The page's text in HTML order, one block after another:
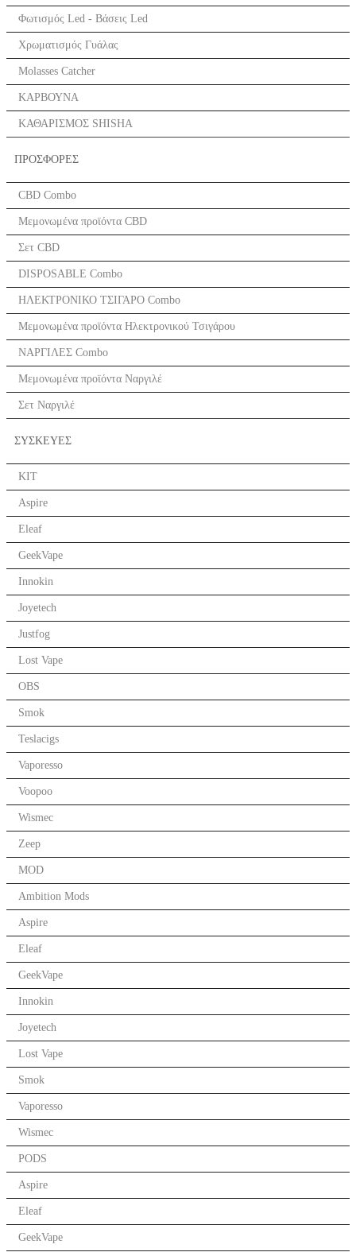
Φωτισμός Led - Βάσεις Led
Χρωματισμός Γυάλας
Molasses Catcher
ΚΑΡΒΟΥΝΑ
ΚΑΘΑΡΙΣΜΟΣ SHISHA
ΠΡΟΣΦΟΡΕΣ
CBD Combo
Μεμονωμένα προϊόντα CBD
Σετ CBD
DISPOSABLE Combo
ΗΛΕΚΤΡΟΝΙΚΟ ΤΣΙΓΑΡΟ Combo
Μεμονωμένα προϊόντα Ηλεκτρονικού Τσιγάρου
ΝΑΡΓΙΛΕΣ Combo
Μεμονωμένα προϊόντα Ναργιλέ
Σετ Ναργιλέ
ΣΥΣΚΕΥΕΣ
KIT
Aspire
Eleaf
GeekVape
Innokin
Joyetech
Justfog
Lost Vape
OBS
Smok
Teslacigs
Vaporesso
Voopoo
Wismec
Zeep
MOD
Ambition Mods
Aspire
Eleaf
GeekVape
Innokin
Joyetech
Lost Vape
Smok
Vaporesso
Wismec
PODS
Aspire
Eleaf
GeekVape